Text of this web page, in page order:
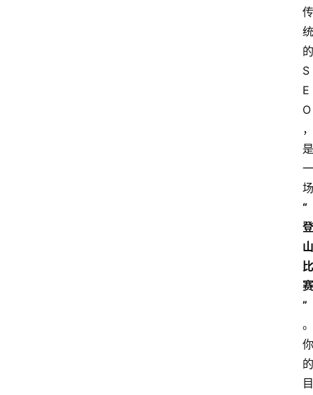
传
统
的
S
E
O
，
是
一
场
“
登
山
比
赛
”
。
你
的
目